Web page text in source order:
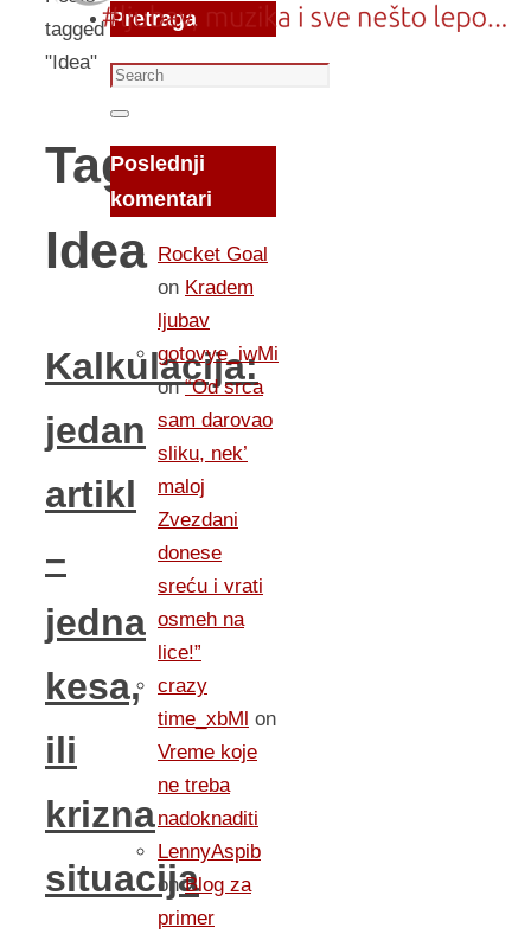
tagged
"Idea"
Tag:
Idea
Kalkulacija:
jedan
artikl
–
jedna
kesa,
ili
krizna
situacija
Pretraga
Search
for:
Search
Poslednji
komentari
Rocket Goal
on Kradem
ljubav
gotovye_iwMi
on“Od srca
sam darovao
sliku, nek’
maloj
Zvezdani
donese
sreću i vrati
osmeh na
lice!”
crazy
time_xbMl on
Vreme koje
ne treba
nadoknaditi
LennyAspib
onBlog za
primer